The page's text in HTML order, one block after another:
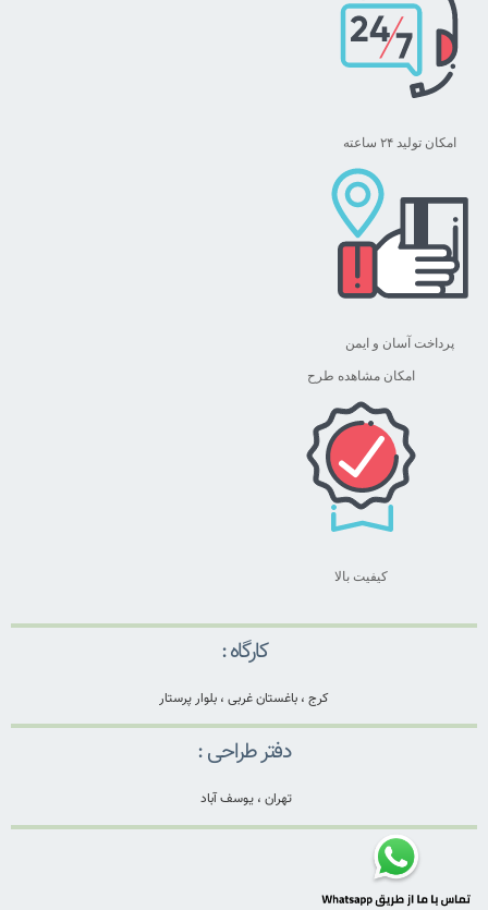
امکان تولید ۲۴ ساعته
پرداخت آسان و ایمن
امکان مشاهده طرح
کیفیت بالا
کارگاه :
کرج ، باغستان غربی ، بلوار پرستار
دفتر طراحی :
تهران ، یوسف آباد